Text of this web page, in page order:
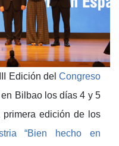
Edición del Congreso
Bilbao los días 4 y 5
edición de los
“Bien hecho en